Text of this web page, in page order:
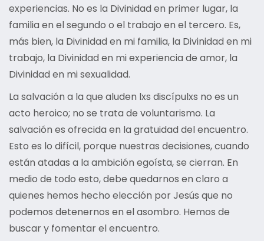
experiencias. No es la Divinidad en primer lugar, la
familia en el segundo o el trabajo en el tercero. Es,
más bien, la Divinidad en mi familia, la Divinidad en mi
trabajo, la Divinidad en mi experiencia de amor, la
Divinidad en mi sexualidad.
La salvación a la que aluden lxs discípulxs no es un
acto heroico; no se trata de voluntarismo. La
salvación es ofrecida en la gratuidad del encuentro.
Esto es lo difícil, porque nuestras decisiones, cuando
están atadas a la ambición egoísta, se cierran. En
medio de todo esto, debe quedarnos en claro a
quienes hemos hecho elección por Jesús que no
podemos detenernos en el asombro. Hemos de
buscar y fomentar el encuentro.